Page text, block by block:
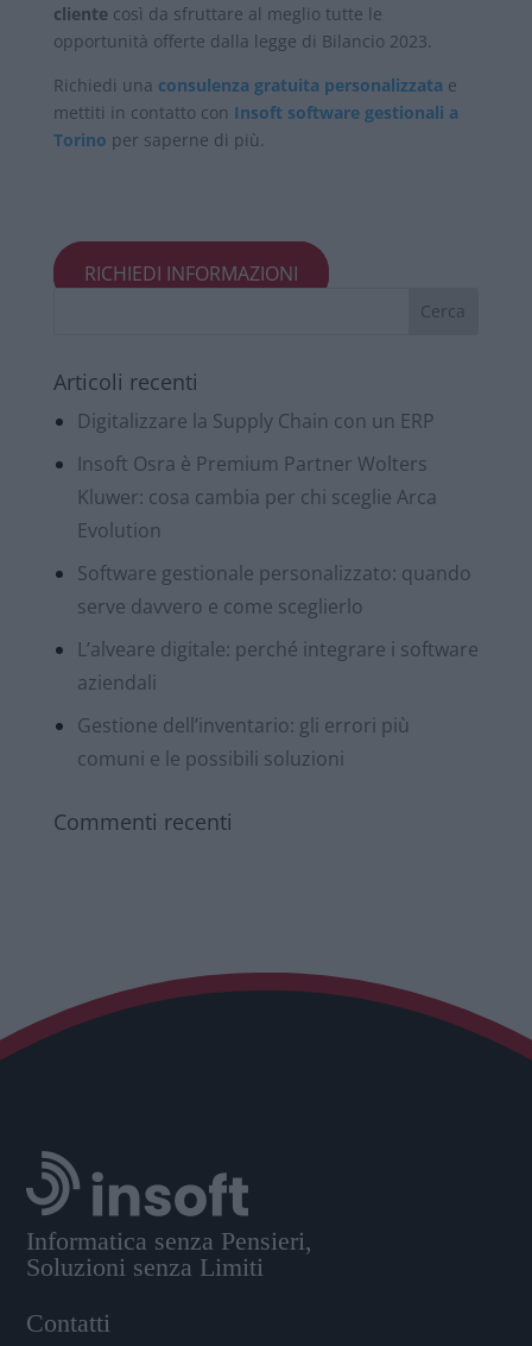
clientecosì da sfruttare al meglio tutte le
opportunità offerte dalla legge di Bilancio 2023.
Richiedi una consulenza gratuita personalizzata e
mettiti in contatto con Insoft software gestionali a
Torino per saperne di più.
RICHIEDI INFORMAZIONI
Articoli recenti
Digitalizzare la Supply Chain con un ERP
Insoft Osra è Premium Partner Wolters
Kluwer: cosa cambia per chi sceglie Arca
Evolution
Software gestionale personalizzato: quando
serve davvero e come sceglierlo
L’alveare digitale: perché integrare i software
aziendali
Gestione dell’inventario: gli errori più
comuni e le possibili soluzioni
Commenti recenti
Informatica senza Pensieri,
Soluzioni senza Limiti
Contatti